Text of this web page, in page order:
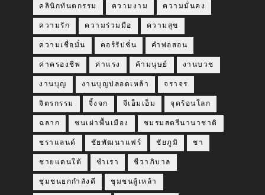
คลินิกทันตกรรม ความงาม ความมั่นคง
ความรัก ความร่วมมือ ความสุข
ความเชื่อมั่น คอร์รัปชั่น คำพ่อสอน
ค่าครองชีพ ค่าแรง ค้ามนุษย์ งานบวช
งานบุญ งานบุญปลอดเหล้า จราจร
จิตรกรรม จิ้งจก จีเอ็มเอ็ม จุดร้อนโลก
ฉลาก ชนเผ่าพื้นเมือง ชมรมสตรีนานาชาติ
ชราแลนด์ ชัยพัฒนาแฟร์ ชัยภูมิ ชา
ชายแดนใต้ ชำเรา ชีวาภิบาล
ชุมชนยกกำลังดี ชุมชนสู้เหล้า